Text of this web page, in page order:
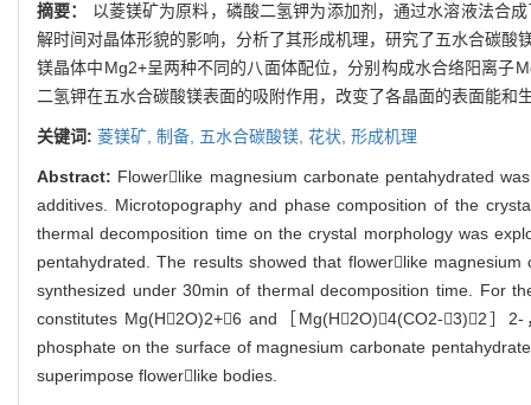
摘要： 以菱镁矿为原料，磷酸二氢钾为添加剂，通过水溶液法合
解时间对晶体形貌的影响，分析了其形成机理，研究了五水合碳
镁晶体中Mg2+呈两种不同的八面体配位，分别构成水合络阳离
二氢钾在五水合碳酸镁表面的吸附作用，改变了各晶面的表面能和
关键词: 菱镁矿, 制备, 五水合碳酸镁, 花状, 形成机理
Abstract: Flowerlike magnesium carbonate pentahydrated
additives. Microtopography and phase composition of the
thermal decomposition time on the crystal morphology was
pentahydrated. The results showed that flowerlike
synthesized under 30min of thermal decomposition time. For
constitutes Mg(H2O)2+6 and［Mg(H2O)4(CO2-3)2］
phosphate on the surface of magnesium carbonate
superimpose flowerlike bodies.